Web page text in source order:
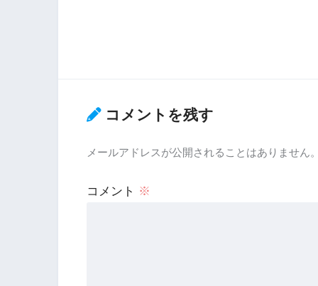
コメントを残す
メールアドレスが公開されることはありません
コメント ※